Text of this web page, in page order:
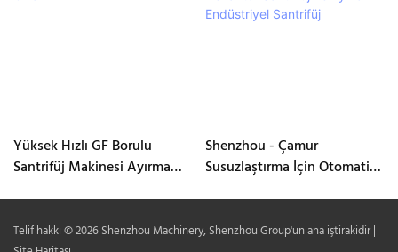
Yüksek Hızlı GF Borulu
Santrifüj Makinesi Ayırma
Shenzhou - Çamur
Susuzlaştırma İçin Otomatik
Telif hakkı © 2026 Shenzhou Machinery, Shenzhou Group'un ana iştirakidir |